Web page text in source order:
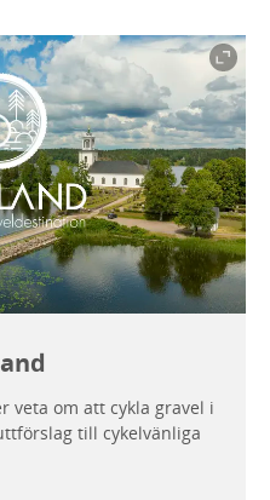
veta om att cykla gravel i
till cykelvänliga